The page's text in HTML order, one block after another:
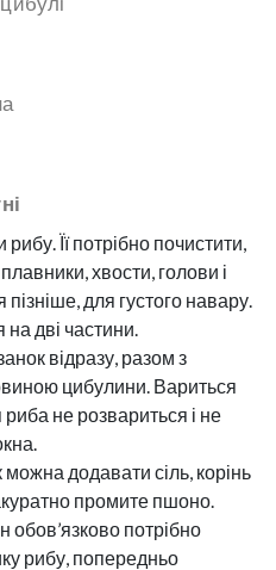
Її потрібно почистити,
хвости, голови і
для густого навару.
дві частини.
відразу, разом з
цибулини. Вариться
не розвариться і не
додавати сіль, корінь
промите пшоно.
обов’язково потрібно
рибу, попередньо